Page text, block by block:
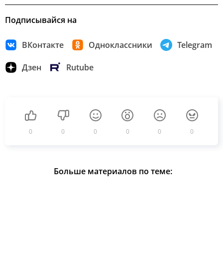
Подписывайся на
ВКонтакте Одноклассники Telegram
Дзен Rutube
0 0 0 0 0 0
Больше материалов по теме: